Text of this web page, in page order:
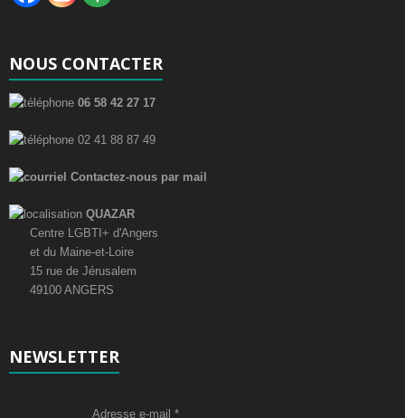
NOUS CONTACTER
06 58 42 27 17
02 41 88 87 49
Contactez-nous par mail
QUAZAR
Centre LGBTI+ d'Angers
et du Maine-et-Loire
15 rue de Jérusalem
49100 ANGERS
NEWSLETTER
Adresse e-mail *